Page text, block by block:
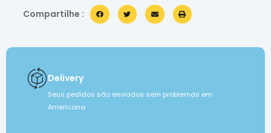
Compartilhe :
Delivery
Seus pedidos são enviados sem problemas em
Americana